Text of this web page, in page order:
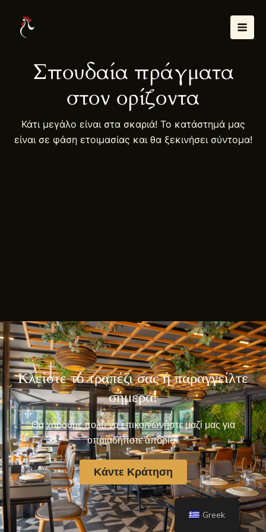
περιεχόμενο
Σπουδαία πράγματα
στον ορίζοντα
Κάτι μεγάλο είναι στα σκαριά! Το κατάστημά μας
είναι σε φάση ετοιμασίας και θα ξεκινήσει σύντομα!
Κλείστε το τραπέζι σας ή παραγγείλτε
σήμερα!
Θα χαρούμε πολύ να επικοινωνήστε μαζί μας για
οποιαδήποτε απορία.
Κάντε Κράτηση
Greek